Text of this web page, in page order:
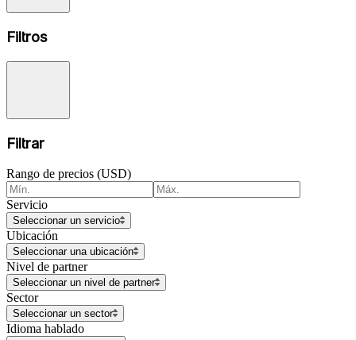
Filtros
Filtrar
Rango de precios (USD)
Servicio
Seleccionar un servicio
Ubicación
Seleccionar una ubicación
Nivel de partner
Seleccionar un nivel de partner
Sector
Seleccionar un sector
Idioma hablado